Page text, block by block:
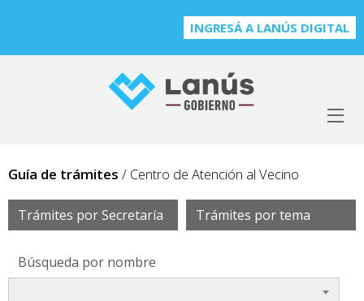
INGRESÁ A LANÚS DIGITAL
Guía de trámites / Centro de Atención al Vecino
Trámites por Secretaría Trámites por tema
Búsqueda por nombre